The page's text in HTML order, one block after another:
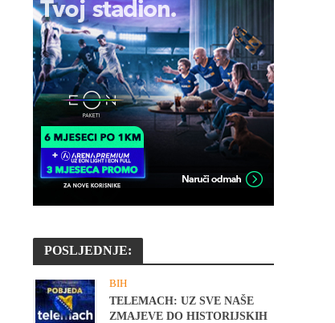
POSLJEDNJE:
BIH
TELEMACH: UZ SVE NAŠE
ZMAJEVE DO HISTORIJSKIH